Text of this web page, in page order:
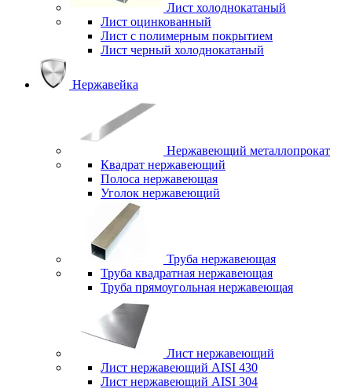
Лист холоднокатаный
Лист оцинкованный
Лист с полимерным покрытием
Лист черный холоднокатаный
Нержавейка
Нержавеющий металлопрокат
Квадрат нержавеющий
Полоса нержавеющая
Уголок нержавеющий
Труба нержавеющая
Труба квадратная нержавеющая
Труба прямоугольная нержавеющая
Лист нержавеющий
Лист нержавеющий AISI 430
Лист нержавеющий AISI 304